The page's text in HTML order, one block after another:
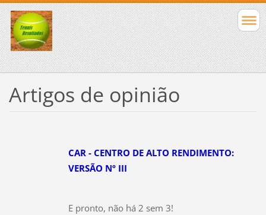
Artigos de opinião
CAR - CENTRO DE ALTO RENDIMENTO:
VERSÃO Nº III
E pronto, não há 2 sem 3!